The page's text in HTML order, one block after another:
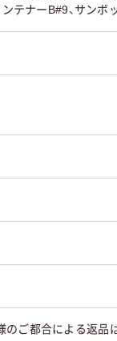
テナーB#9、サンボ
のご都合による返品